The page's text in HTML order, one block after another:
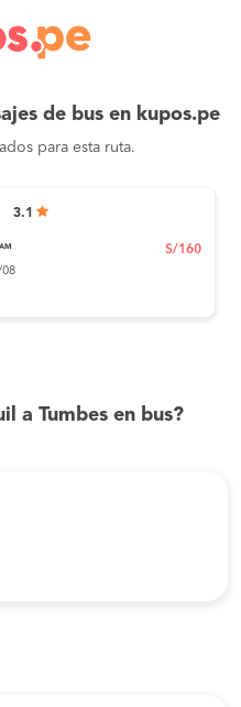
de bus en kupos.pe
para esta ruta.
3.1
AM
08
S/160
a Tumbes en bus?